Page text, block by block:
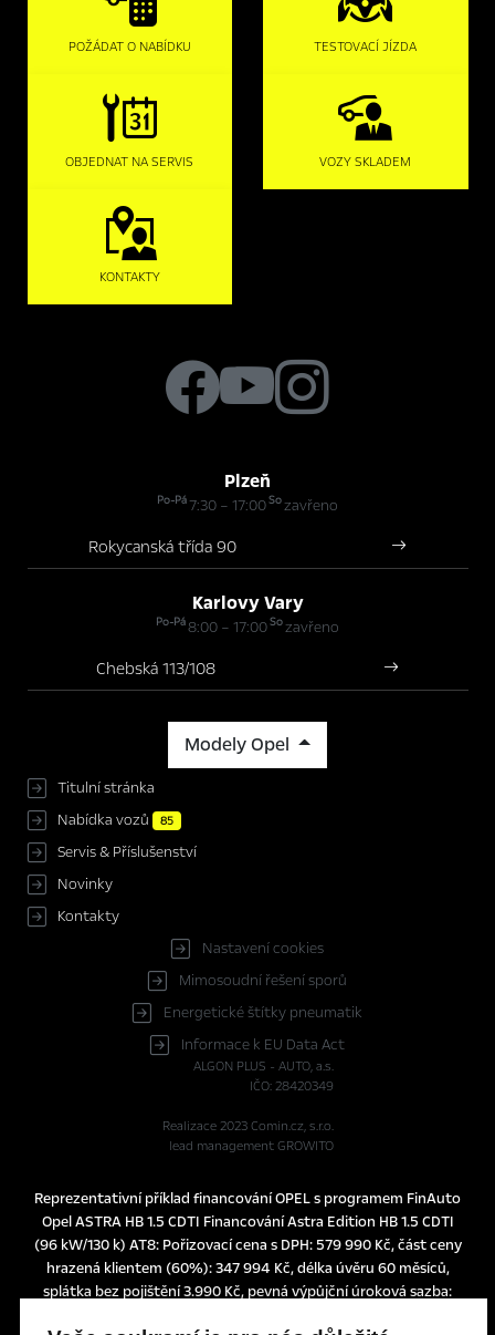
POŽÁDAT O NABÍDKU TESTOVACÍ JÍZDA
OBJEDNAT NA SERVIS VOZY SKLADEM
KONTAKTY
Plzeň
Po-Pá7:30 – 17:00Sozavřeno
Rokycanská třída 90
Karlovy Vary
Po-Pá8:00 – 17:00Sozavřeno
Chebská 113/108
Modely Opel
Titulní stránka
Nabídka vozů
85
Servis & Příslušenství
Novinky
Kontakty
Nastavení cookies
Mimosoudní řešení sporů
Energetické štítky pneumatik
Informace k EU Data Act
ALGON PLUS - AUTO, a.s.
IČO: 28420349
Realizace 2023 Comin.cz, s.r.o.
lead management GROWITO
Reprezentativní příklad financování OPEL s programem FinAuto
Opel ASTRA HB 1.5 CDTI Financování Astra Edition HB 1.5 CDTI
(96 kW/130 k) AT8: Pořizovací cena s DPH: 579 990 Kč, část ceny
hrazená klientem (60%): 347 994 Kč, délka úvěru 60 měsíců,
splátka bez pojištění 3.990 Kč, pevná výpůjční úroková sazba: